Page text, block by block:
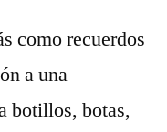
como recuerdos
a una
botillos, botas,